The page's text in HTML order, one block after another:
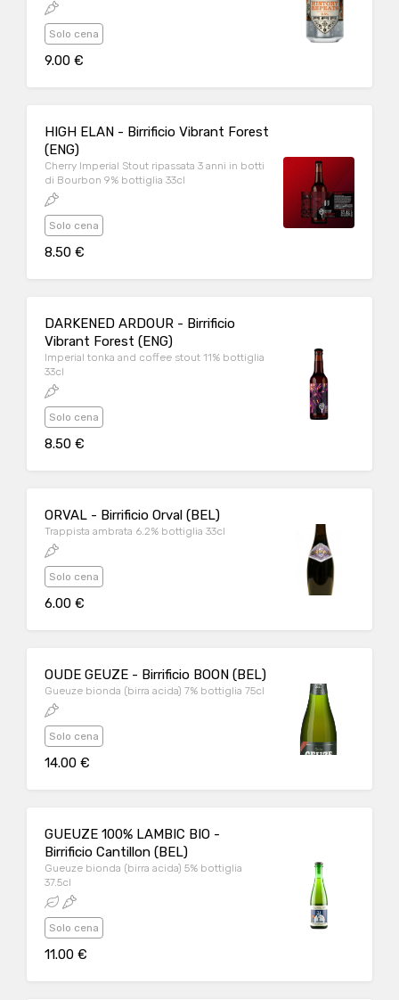
Solo cena
9.00 €
HIGH ELAN - Birrificio Vibrant Forest
(ENG)
Cherry Imperial Stout ripassata 3 anni in botti
di Bourbon 9% bottiglia 33cl
Solo cena
8.50 €
DARKENED ARDOUR - Birrificio
Vibrant Forest (ENG)
Imperial tonka and coffee stout 11% bottiglia
33cl
Solo cena
8.50 €
ORVAL - Birrificio Orval (BEL)
Trappista ambrata 6.2% bottiglia 33cl
Solo cena
6.00 €
OUDE GEUZE - Birrificio BOON (BEL)
Gueuze bionda (birra acida) 7% bottiglia 75cl
Solo cena
14.00 €
GUEUZE 100% LAMBIC BIO -
Birrificio Cantillon (BEL)
Gueuze bionda (birra acida) 5% bottiglia
37.5cl
Solo cena
11.00 €